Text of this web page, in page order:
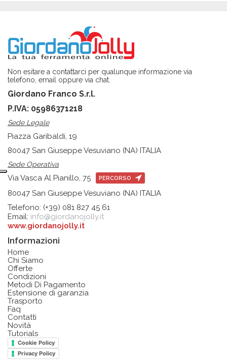
Non esitare a contattarci per qualunque informazione via
telefono, email oppure via chat.
Giordano Franco S.r.l.
P.IVA: 05986371218
Sede Legale
Piazza Garibaldi, 19
80047 San Giuseppe Vesuviano (NA) ITALIA
Sede Operativa
Via Vasca Al Pianillo, 75 PERCORSO
80047 San Giuseppe Vesuviano (NA) ITALIA
Telefono: (+39) 081 827 45 61
Email: info@giordanojolly.it
www.giordanojolly.it
Informazioni
Home
Chi Siamo
Offerte
Condizioni
Metodi Di Pagamento
Estensione di garanzia
Trasporto
Faq
Contatti
Novità
Tutorials
Cookie Policy
Privacy Policy